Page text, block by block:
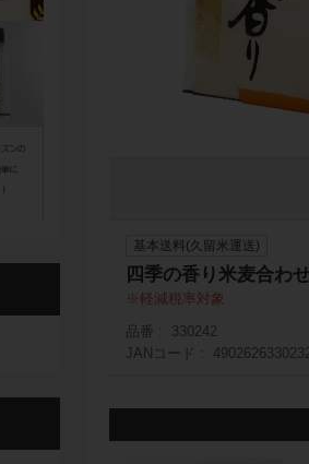
基本送料(久留米運送)
四季の香り米麦合わ
軽減税率対象
品番
330242
JANコード